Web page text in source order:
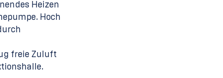
Heizen
Hoch
freie Zuluft